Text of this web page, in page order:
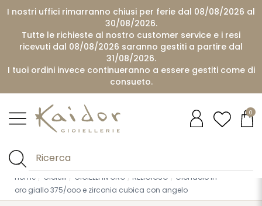
I nostri uffici rimarranno chiusi per ferie dal 08/08/2026 al
30/08/2026.
Tutte le richieste al nostro customer service e i resi
ricevuti dal 08/08/2026 saranno gestiti a partire dal
31/08/2026.
I tuoi ordini invece continueranno a essere gestiti come di
consueto.
0
Home Gioielli GIOIELLI IN ORO RELIGIOSO
Ciondolo in
oro giallo 375/ooo e zirconia cubica con angelo